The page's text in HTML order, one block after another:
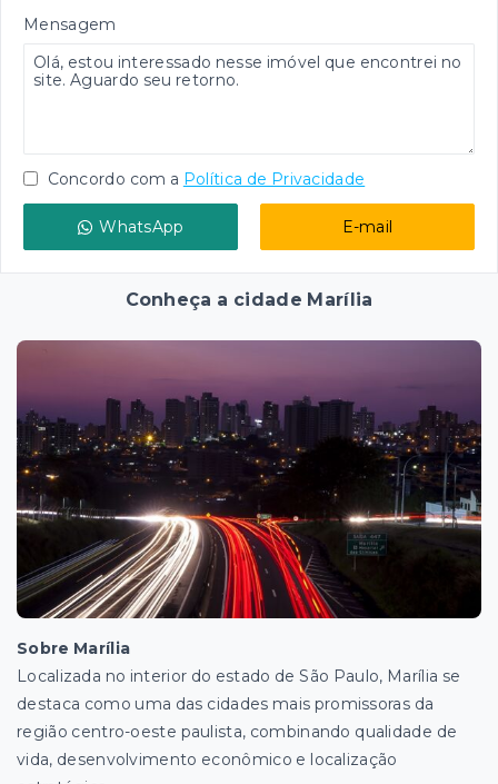
Mensagem
Concordo com a Política de Privacidade
WhatsApp E-mail
Conheça a cidade Marília
Sobre Marília
Localizada no interior do estado de São Paulo, Marília se
destaca como uma das cidades mais promissoras da
região centro-oeste paulista, combinando qualidade de
vida, desenvolvimento econômico e localização